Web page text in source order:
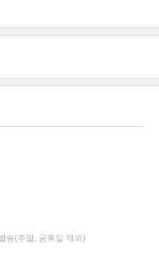
송(주말, 공휴일 제외)